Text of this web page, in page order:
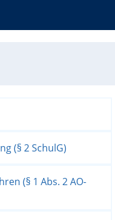
(§ 2 SchulG)
(§ 1 Abs. 2 AO-